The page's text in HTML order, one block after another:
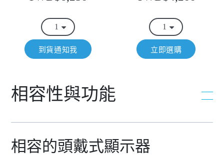
到貨通知我 立即選購
相容性與功能
相容的頭戴式顯示器